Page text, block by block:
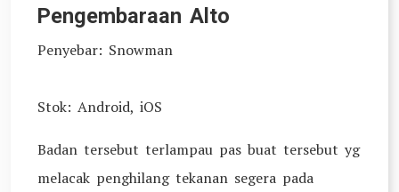
Pengembaraan Alto
Penyebar: Snowman
Stok: Android, iOS
Badan tersebut terlampau pas buat tersebut yg
melacak penghilang tekanan segera pada